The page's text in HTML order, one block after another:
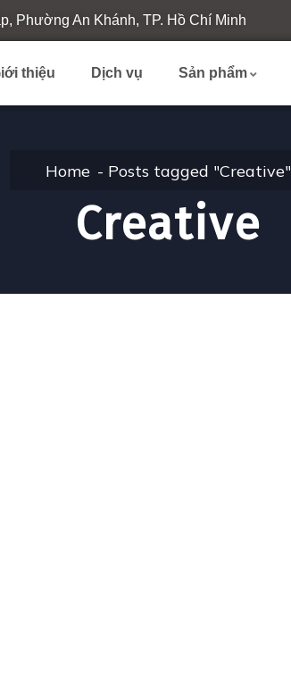
Phường An Khánh, TP. Hồ Chí Minh
thiệu Dịch vụ Sản phẩm
Home Posts tagged "Creative"
Creative